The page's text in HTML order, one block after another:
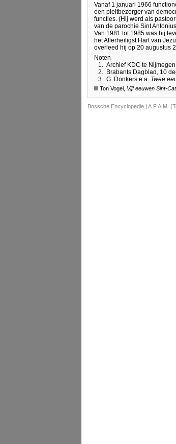
Vanaf 1 januari 1966
een pleitbezorger van
functies. (Hij werd als
van de parochie Sint
Van 1981 tot 1985 was hij
het Allerheiligst Hart van
overleed hij op 20 augustus
Noten
1.
Archief KDC te Nijmegen
2.
Brabants Dagblad, 10
3.
G. Donkers e.a. Twee
Ton Vogel, Vijf eeuwen Sint-
Bossche Encyclopedie | A.F.A.M.